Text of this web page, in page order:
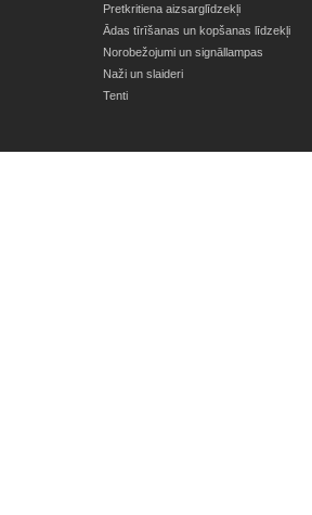
Pretkritiena aizsarglīdzekļi
Ādas tīrīšanas un kopšanas līdzekļi
Norobežojumi un signāllampas
Naži un slaideri
Tenti